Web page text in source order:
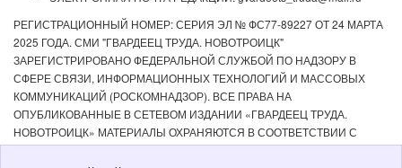
РЕГИСТРАЦИОННЫЙ НОМЕР: СЕРИЯ ЭЛ № ФС77-89227 ОТ 24 МАРТА
2025 ГОДА. СМИ "ГВАРДЕЕЦ ТРУДА. НОВОТРОИЦК"
ЗАРЕГИСТРИРОВАНО ФЕДЕРАЛЬНОЙ СЛУЖБОЙ ПО НАДЗОРУ В
СФЕРЕ СВЯЗИ, ИНФОРМАЦИОННЫХ ТЕХНОЛОГИЙ И МАССОВЫХ
КОММУНИКАЦИЙ (РОСКОМНАДЗОР). ВСЕ ПРАВА НА
ОПУБЛИКОВАННЫЕ В СЕТЕВОМ ИЗДАНИИ «ГВАРДЕЕЦ ТРУДА.
НОВОТРОИЦК» МАТЕРИАЛЫ ОХРАНЯЮТСЯ В СООТВЕТСТВИИ С
ЗАКОНОДАТЕЛЬСТВОМ РФ. ЛЮБОЕ ИСПОЛЬЗОВАНИЕ МАТЕРИАЛОВ